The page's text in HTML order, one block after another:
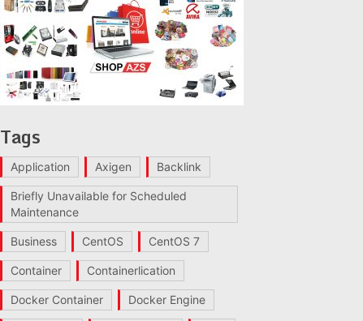
Tags
Application Axigen Backlink
Briefly Unavailable for Scheduled
Maintenance
Business CentOS CentOS 7
Container Containerlication
Docker Container Docker Engine